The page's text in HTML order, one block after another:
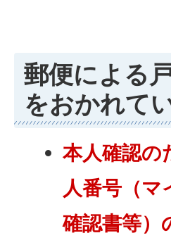
郵便による
をおかれて
本人確認の
人番号（
確認書等）